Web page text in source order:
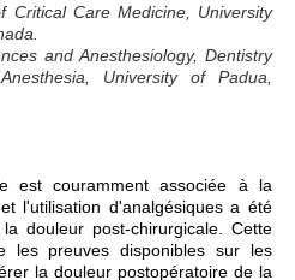
Critical Care Medicine, University
and Anesthesiology, Dentistry
University of Padua,
est couramment associée à la
l'utilisation d'analgésiques a été
douleur post-chirurgicale. Cette
les preuves disponibles sur les
la douleur postopératoire de la